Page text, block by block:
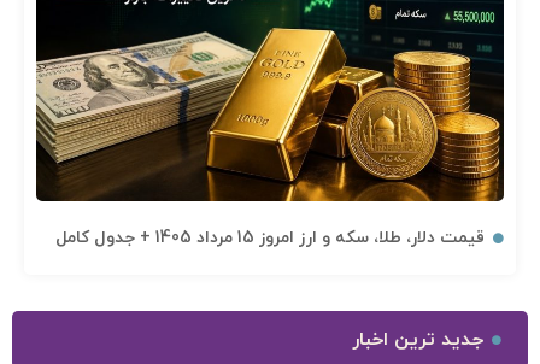
قیمت دلار، طلا، سکه و ارز امروز 15 مرداد 1405 + جدول کامل
جدید ترین اخبار